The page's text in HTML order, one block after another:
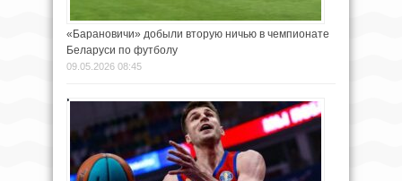
«Барановичи» добыли вторую ничью в чемпионате
Беларуси по футболу
09.05.2026 08:45